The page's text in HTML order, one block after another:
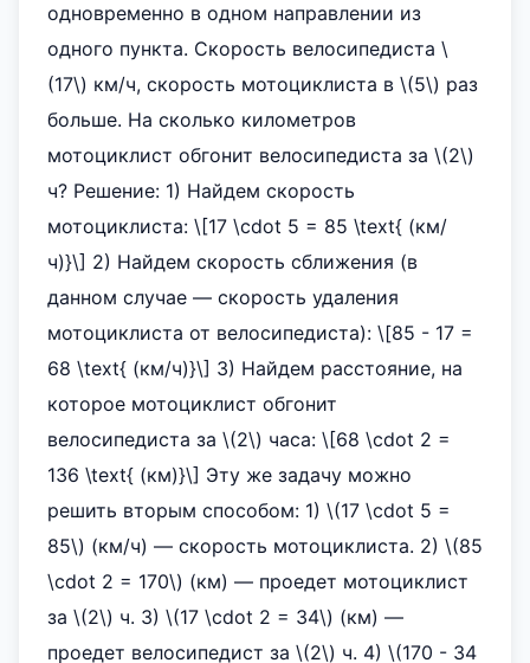
одновременно в одном направлении из
одного пункта. Скорость велосипедиста \
(17\) км/ч, скорость мотоциклиста в \(5\) раз
больше. На сколько километров
мотоциклист обгонит велосипедиста за \(2\)
ч? Решение: 1) Найдем скорость
мотоциклиста: \[17 \cdot 5 = 85 \text{ (км/
ч)}\] 2) Найдем скорость сближения (в
данном случае — скорость удаления
мотоциклиста от велосипедиста): \[85 - 17 =
68 \text{ (км/ч)}\] 3) Найдем расстояние, на
которое мотоциклист обгонит
велосипедиста за \(2\) часа: \[68 \cdot 2 =
136 \text{ (км)}\] Эту же задачу можно
решить вторым способом: 1) \(17 \cdot 5 =
85\) (км/ч) — скорость мотоциклиста. 2) \(85
\cdot 2 = 170\) (км) — проедет мотоциклист
за \(2\) ч. 3) \(17 \cdot 2 = 34\) (км) —
проедет велосипедист за \(2\) ч. 4) \(170 - 34